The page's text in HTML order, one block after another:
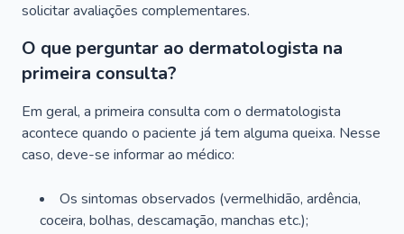
solicitar avaliações complementares.
O que perguntar ao dermatologista na
primeira consulta?
Em geral, a primeira consulta com o dermatologista
acontece quando o paciente já tem alguma queixa. Nesse
caso, deve-se informar ao médico:
Os sintomas observados (vermelhidão, ardência,
coceira, bolhas, descamação, manchas etc.);